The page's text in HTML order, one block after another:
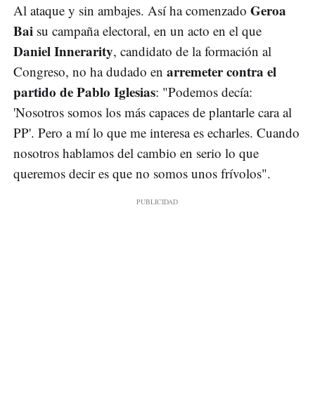
Al ataque y sin ambajes. Así ha comenzado Geroa
Bai su campaña electoral, en un acto en el que
Daniel Innerarity, candidato de la formación al
Congreso, no ha dudado en arremeter contra el
partido de Pablo Iglesias: "Podemos decía:
'Nosotros somos los más capaces de plantarle cara al
PP'. Pero a mí lo que me interesa es echarles. Cuando
nosotros hablamos del cambio en serio lo que
queremos decir es que no somos unos frívolos".